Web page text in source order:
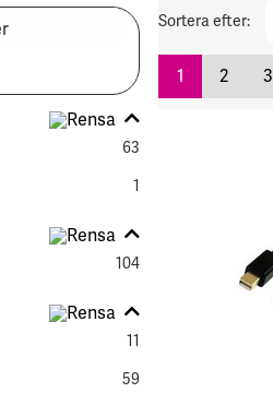
63
1
104
11
59
Sortera
Sortera efter:
1 2 3